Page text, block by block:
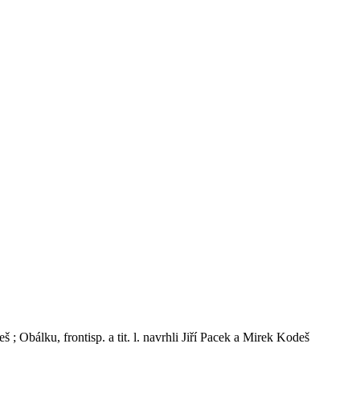
; Obálku, frontisp. a tit. l. navrhli Jiří Pacek a Mirek Kodeš